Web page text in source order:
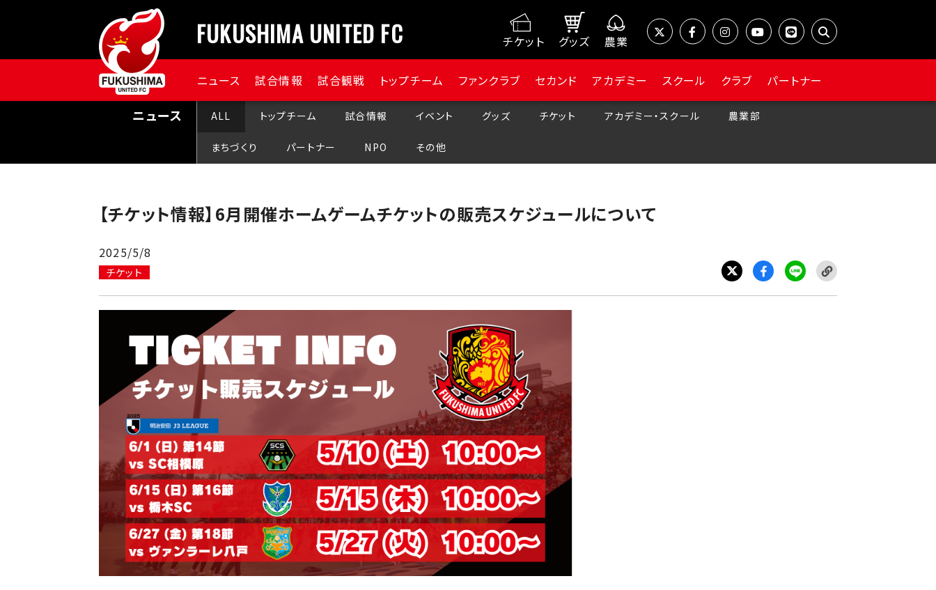
FUKUSHIMA UNITED FC チケット グッズ 農業
ニュース 試合情報 試合観戦 トップチーム ファンクラブ セカンド アカデミー スクール クラブ パートナー
ニュース ALL トップチーム 試合情報 イベント グッズ チケット アカデミー・スクール 農業部
まちづくり パートナー NPO その他
【チケット情報】6月開催ホームゲームチケットの販売スケジュールについて
2025/5/8
チケット